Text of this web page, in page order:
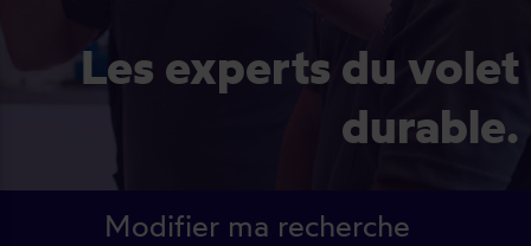
Les experts du volet
durable.
Modifier ma recherche